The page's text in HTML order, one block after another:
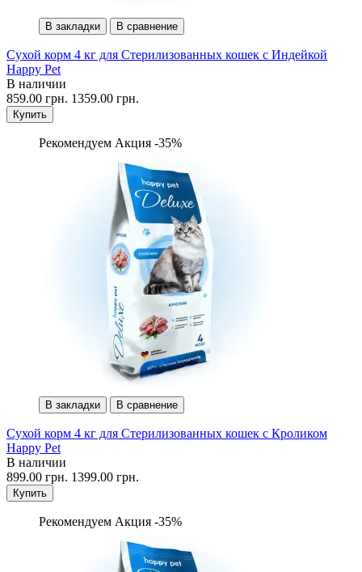
В закладки В сравнение
Сухой корм 4 кг для Стерилизованных кошек с Индейкой
Happy Pet
В наличии
859.00 грн. 1359.00 грн.
Купить
Рекомендуем Акция -35%
В закладки В сравнение
Сухой корм 4 кг для Стерилизованных кошек с Кроликом
Happy Pet
В наличии
899.00 грн. 1399.00 грн.
Купить
Рекомендуем Акция -35%